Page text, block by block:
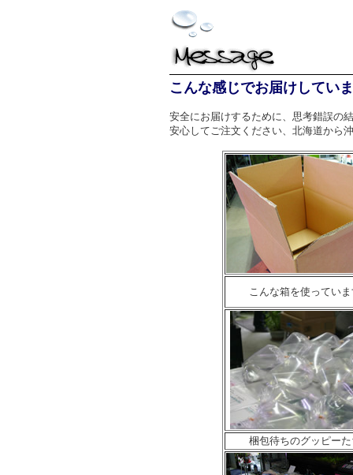
こんな感じでお届けしてい
安全にお届けするために、思考錯誤の
安心してご注文ください、北海道から
こんな箱を使っていま
梱包待ちのグッピーた